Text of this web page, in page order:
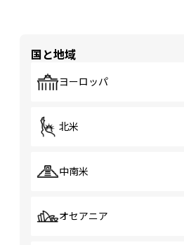
国と地域
ヨーロッパ
北米
中南米
オセアニア